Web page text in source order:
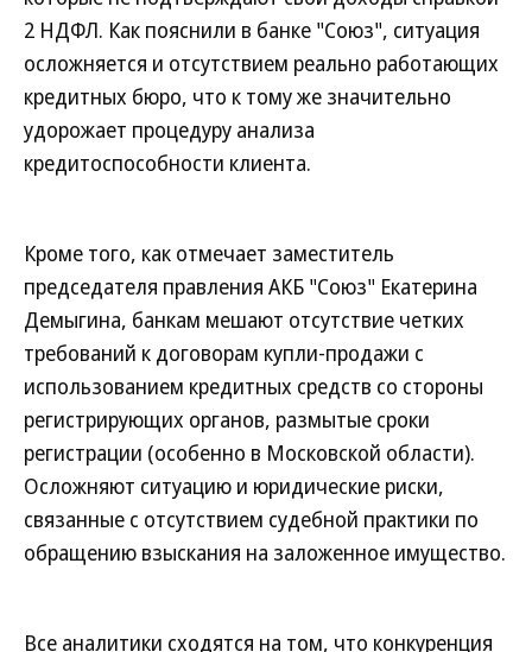
2 НДФЛ. Как пояснили в банке "Союз", ситуация
осложняется и отсутствием реально работающих
кредитных бюро, что к тому же значительно
удорожает процедуру анализа
кредитоспособности клиента.
Кроме того, как отмечает заместитель
председателя правления АКБ "Союз" Екатерина
Демыгина, банкам мешают отсутствие четких
требований к договорам купли-продажи с
использованием кредитных средств со стороны
регистрирующих органов, размытые сроки
регистрации (особенно в Московской области).
Осложняют ситуацию и юридические риски,
связанные с отсутствием судебной практики по
обращению взыскания на заложенное имущество.
Все аналитики сходятся на том, что конкуренция